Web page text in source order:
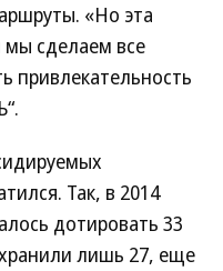
«Но эта
мы сделаем все
привлекательность
Так, в 2014
дотировать 33
лишь 27, еще